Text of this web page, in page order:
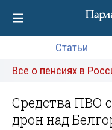
Статьи
Все о пенсиях в
Средства ПВО
дрон над